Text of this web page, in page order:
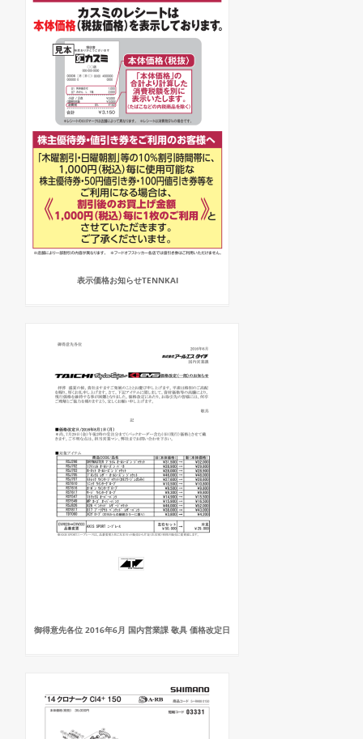
表示価格お知らせTENNKAI
御得意先各位 2016年6月 国内営業課 敬具 価格改定日